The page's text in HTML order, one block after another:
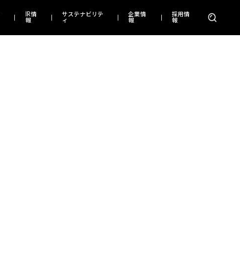
IR情
報
サステナビリテ
ィ
企業情
報
採用情
報